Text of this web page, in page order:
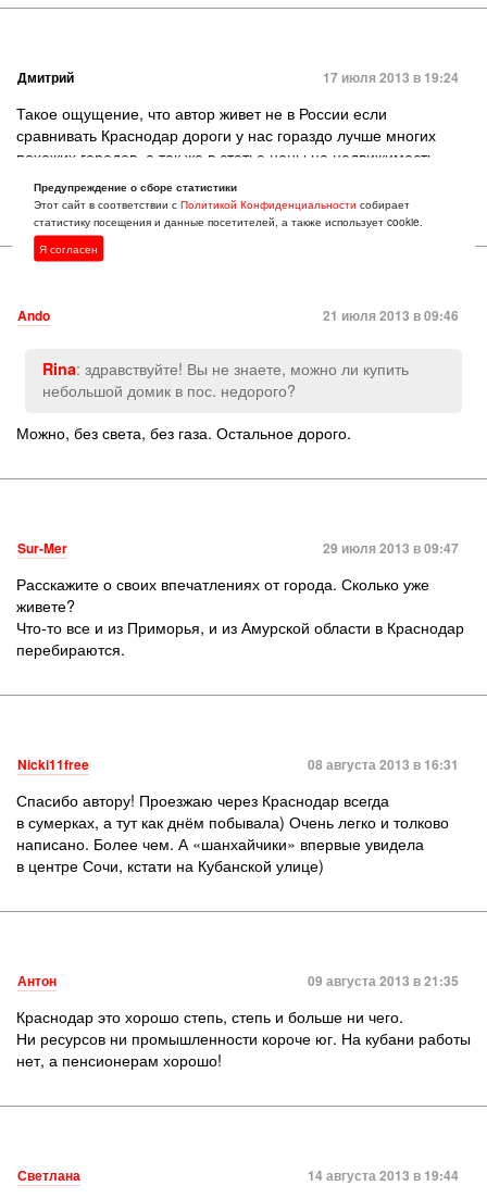
Дмитрий 17 июля 2013 в 19:24
Такое ощущение, что автор живет не в России если
сравнивать Краснодар дороги у нас гораздо лучше многих
похожих городов, а так же в статье цены на недвижимость
куплю оптом
Ando 21 июля 2013 в 09:46
Rina: здравствуйте! Вы не знаете, можно ли купить
небольшой домик в пос. недорого?
Можно, без света, без газа. Остальное дорого.
Sur-Mer 29 июля 2013 в 09:47
Расскажите о своих впечатлениях от города. Сколько уже
живете?
Что-то все и из Приморья, и из Амурской области в Краснодар
перебираются.
Nicki11free 08 августа 2013 в 16:31
Спасибо автору! Проезжаю через Краснодар всегда
в сумерках, а тут как днём побывала) Очень легко и толково
написано. Более чем. А «шанхайчики» впервые увидела
в центре Сочи, кстати на Кубанской улице)
Антон 09 августа 2013 в 21:35
Краснодар это хорошо степь, степь и больше ни чего.
Ни ресурсов ни промышленности короче юг. На кубани работы
нет, а пенсионерам хорошо!
Светлана 14 августа 2013 в 19:44
Предупреждение о сборе статистики
Этот сайт в соответствии сПолитикой Конфиденциальности собирает
статистику посещения и данные посетителей, а также использует cookie.
Я согласен